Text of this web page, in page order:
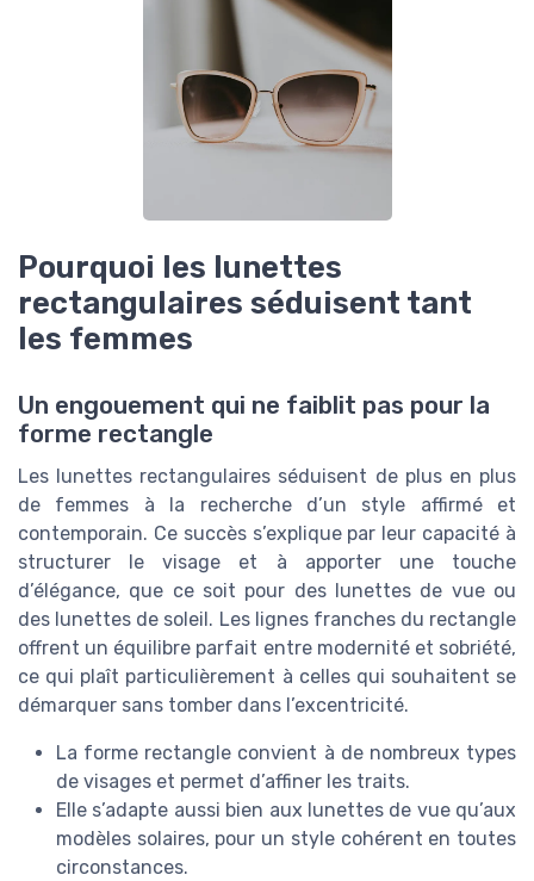
Pourquoi les lunettes
rectangulaires séduisent tant
les femmes
Un engouement qui ne faiblit pas pour la
forme rectangle
Les lunettes rectangulaires séduisent de plus en plus
de femmes à la recherche d’un style affirmé et
contemporain. Ce succès s’explique par leur capacité à
structurer le visage et à apporter une touche
d’élégance, que ce soit pour des lunettes de vue ou
des lunettes de soleil. Les lignes franches du rectangle
offrent un équilibre parfait entre modernité et sobriété,
ce qui plaît particulièrement à celles qui souhaitent se
démarquer sans tomber dans l’excentricité.
La forme rectangle convient à de nombreux types
de visages et permet d’affiner les traits.
Elle s’adapte aussi bien aux lunettes de vue qu’aux
modèles solaires, pour un style cohérent en toutes
circonstances.